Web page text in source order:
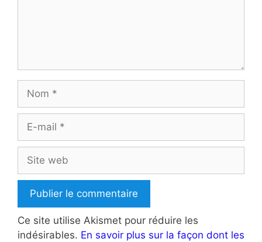
Nom
Site
web
Ce site utilise Akismet pour réduire les
indésirables. En savoir plus sur la façon dont les